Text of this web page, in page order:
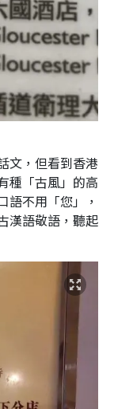
文，但看到香港
種「古風」的高
語不用「您」，
漢語敬語，聽起